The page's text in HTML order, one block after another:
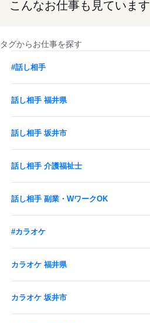
こんなお仕事も見ています
タグからお仕事を探す
#話し相手
話し相手 福井県
話し相手 坂井市
話し相手 介護福祉士
話し相手 副業・WワークOK
#カラオケ
カラオケ 福井県
カラオケ 坂井市